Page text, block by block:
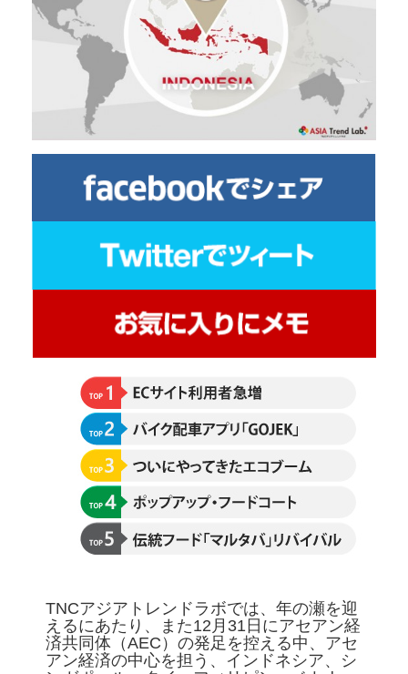
TNCアジアトレンドラボでは、年の瀬を迎
えるにあたり、また12月31日にアセアン経
済共同体（AEC）の発足を控える中、アセ
アン経済の中心を担う、インドネシア、シ